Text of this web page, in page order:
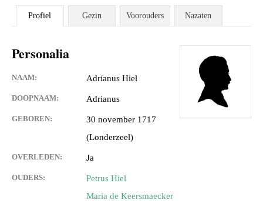
Profiel Gezin Voorouders Nazaten
Personalia
NAAM: Adrianus Hiel
DOOPNAAM: Adrianus
GEBOREN:
30 november 1717
(Londerzeel)
OVERLEDEN: Ja
OUDERS:
Petrus Hiel
Maria de Keersmaecker